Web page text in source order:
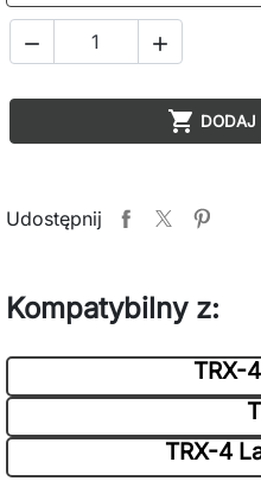
 
 DODAJ
Udostępnij
Kompatybilny z:
TRX-
TRX-4